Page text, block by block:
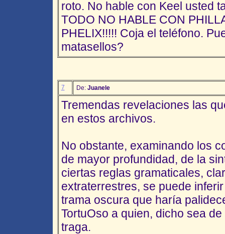
roto. No hable con Keel usted
TODO NO HABLE CON
PHELIX!!!!! Coja el teléfono.
matasellos?
7 De: Juanele
Tremendas revelaciones las
en estos archivos.
No obstante, examinando los
de mayor profundidad, de la
ciertas reglas gramaticales,
extraterrestres, se puede
trama oscura que haría
TortuOso a quien, dicho sea
traga.